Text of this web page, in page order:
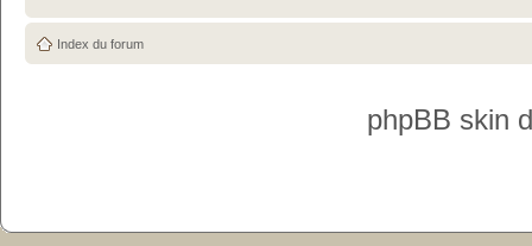
Index du forum
phpBB skin